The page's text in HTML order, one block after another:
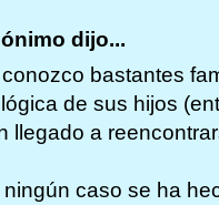
dijo...
conozco bastantes
de sus hijos
llegado a
ningún caso se ha